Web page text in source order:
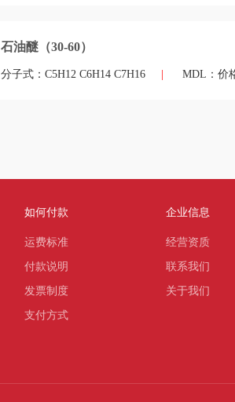
石油醚（30-60）
分子式：C5H12 C6H14 C7H16 MDL：价
如何付款
运费标准
付款说明
发票制度
支付方式
企业信息
经营资质
联系我们
关于我们